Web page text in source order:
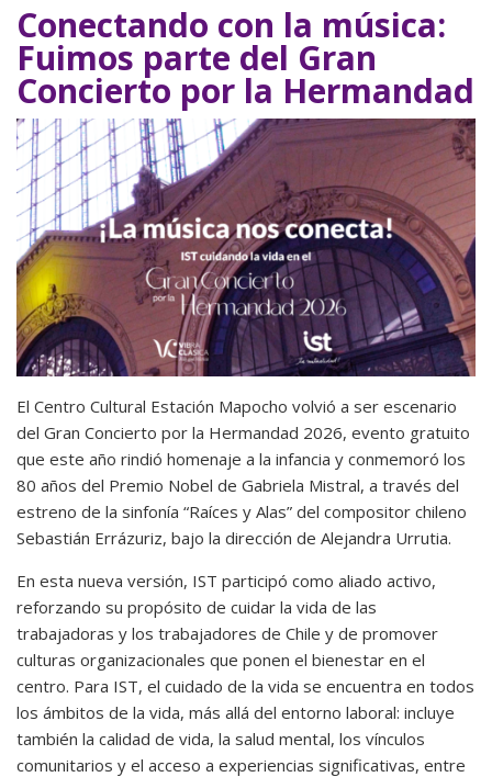
Conectando con la música:
Fuimos parte del Gran
Concierto por la Hermandad
El Centro Cultural Estación Mapocho volvió a ser escenario
del Gran Concierto por la Hermandad 2026, evento gratuito
que este año rindió homenaje a la infancia y conmemoró los
80 años del Premio Nobel de Gabriela Mistral, a través del
estreno de la sinfonía “Raíces y Alas” del compositor chileno
Sebastián Errázuriz, bajo la dirección de Alejandra Urrutia.
En esta nueva versión, IST participó como aliado activo,
reforzando su propósito de cuidar la vida de las
trabajadoras y los trabajadores de Chile y de promover
culturas organizacionales que ponen el bienestar en el
centro. Para IST, el cuidado de la vida se encuentra en todos
los ámbitos de la vida, más allá del entorno laboral: incluye
también la calidad de vida, la salud mental, los vínculos
comunitarios y el acceso a experiencias significativas, entre